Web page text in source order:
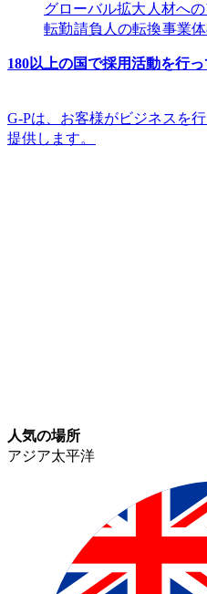
グローバル拡大​​ 人材へ
転勤​​請負人の転換​​事業
180以上の国で採用活動を行っ
G-Pは、お客様がビジネスを
提供します。​​
人気の場所​​
アジア太平洋​​